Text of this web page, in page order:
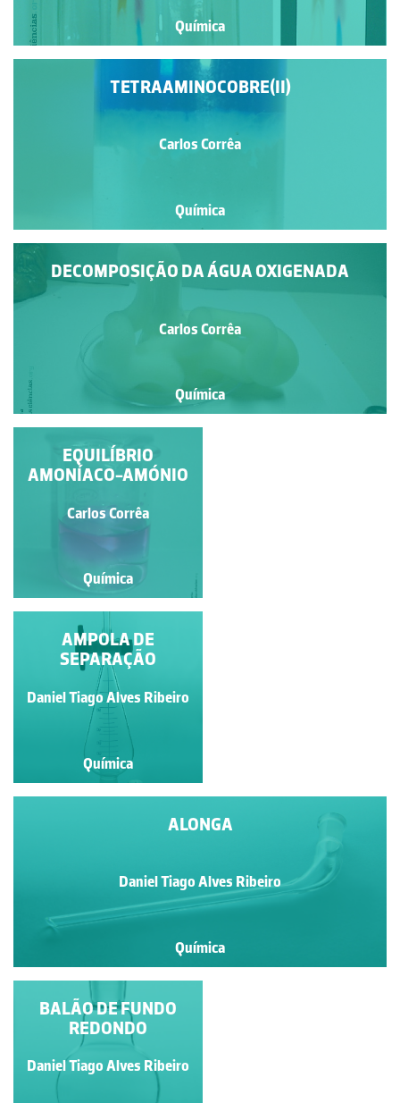
Química
TETRAAMINOCOBRE(II)
Carlos Corrêa
Química
DECOMPOSIÇÃO DA ÁGUA OXIGENADA
Carlos Corrêa
Química
COMBUSTÃO DO
MAGNÉSIO
Carlos Corrêa
Química
EQUILÍBRIO
AMONÍACO-AMÓNIO
Carlos Corrêa
Química
FUMOS DE CLORETO
DE AMÓNIO
Carlos Corrêa
Química
ALONGA
Daniel Tiago Alves Ribeiro
Química
AMPOLA DE
SEPARAÇÃO
Daniel Tiago Alves Ribeiro
Química
BALÃO DE DUAS
TUBULADURAS
Daniel Tiago Alves Ribeiro
BALÃO DE FUNDO
REDONDO
Daniel Tiago Alves Ribeiro